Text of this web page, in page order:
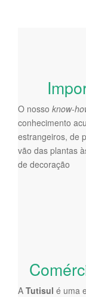
O nosso know-
conhecimento
estrangeiros, de
vão das plantas
de decoração
A Tutisul é uma